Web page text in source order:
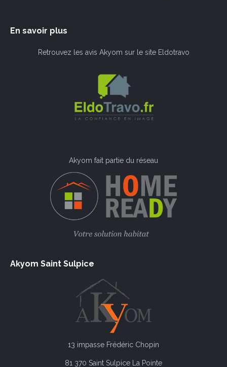
En savoir plus
Retrouvez les avis Akyom sur le site Eldotravo
Akyom fait partie du réseau
Akyom Saint Sulpice
13 impasse Frédéric Chopin
81 370 Saint Sulpice La Pointe